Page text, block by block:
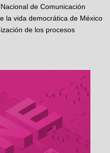
de Comunicación
la vida democrática de México
de los procesos